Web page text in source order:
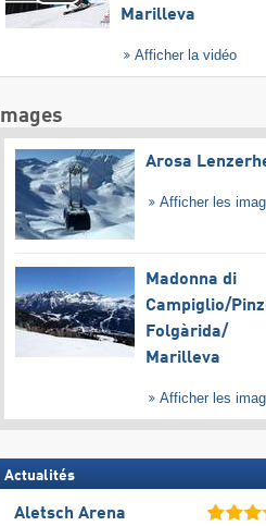
Marilleva
Afficher la vidéo
Images
Arosa
Afficher les
Madonna di
Campiglio/​
Folgàrida/​
Marilleva
Afficher les
Actualités
Aletsch Arena